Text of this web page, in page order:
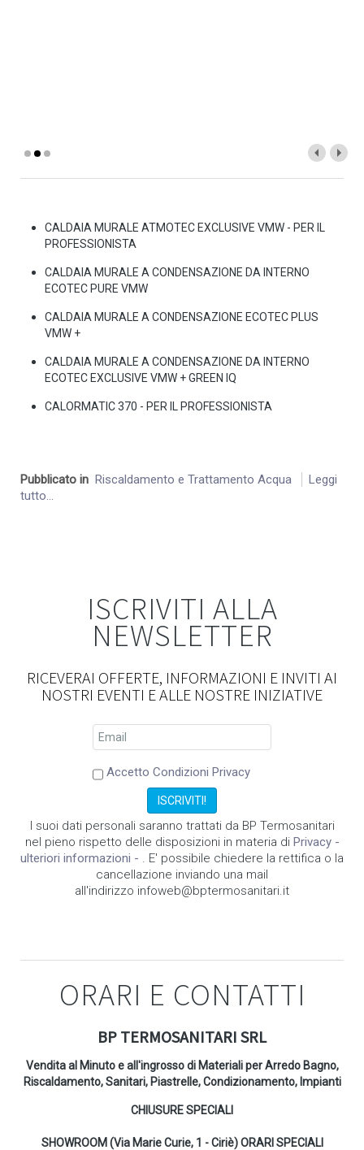
CALDAIA MURALE ATMOTEC EXCLUSIVE VMW - PER IL
PROFESSIONISTA
CALDAIA MURALE A CONDENSAZIONE DA INTERNO
ECOTEC PURE VMW
CALDAIA MURALE A CONDENSAZIONE ECOTEC PLUS
VMW +
CALDAIA MURALE A CONDENSAZIONE DA INTERNO
ECOTEC EXCLUSIVE VMW + GREEN IQ
CALORMATIC 370 - PER IL PROFESSIONISTA
Pubblicato in Riscaldamento e Trattamento Acqua
Leggi
tutto...
ISCRIVITI ALLA
NEWSLETTER
RICEVERAI OFFERTE, INFORMAZIONI E INVITI AI
NOSTRI EVENTI E ALLE NOSTRE INIZIATIVE
Accetto Condizioni Privacy
I suoi dati personali saranno trattati da BP Termosanitari
nel pieno rispetto delle disposizioni in materia di Privacy -
ulteriori informazioni - . E' possibile chiedere la rettifica o la
cancellazione inviando una mail
all'indirizzo infoweb@bptermosanitari.it
ORARI E CONTATTI
BP TERMOSANITARI SRL
Vendita al Minuto e all'ingrosso di Materiali per Arredo Bagno,
Riscaldamento, Sanitari, Piastrelle, Condizionamento, Impianti
CHIUSURE SPECIALI
SHOWROOM (Via Marie Curie, 1 - Ciriè) ORARI SPECIALI